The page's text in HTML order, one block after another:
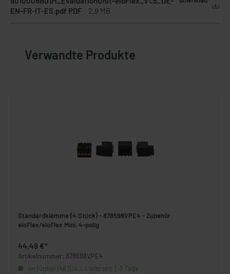
EN-FR-IT-ES.pdf PDF
2.9 MB
Verwandte Produkte
Standardklemme (4 Stück) - 878598VPE4 - Zubehör
eloFlex/eloFlex Mini, 4-polig
44,49 €*
Artikelnummer: 878598VPE4
verfügbar (46 Stk.), Lieferzeit 1-3 Tage